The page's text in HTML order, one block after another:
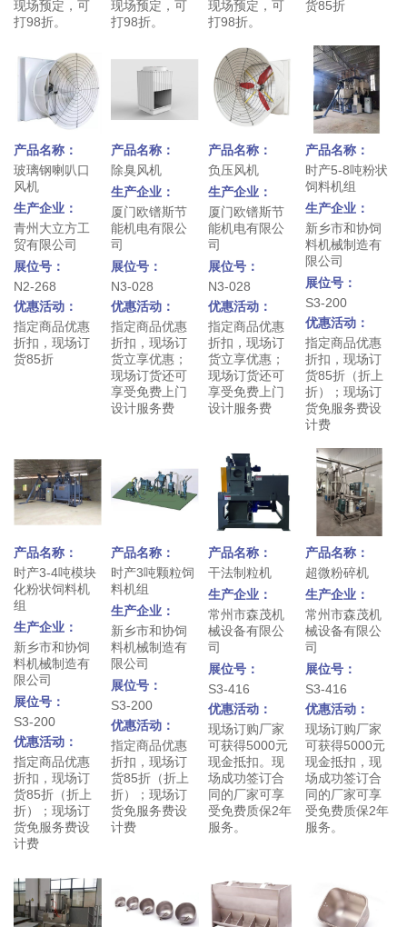
现场预定，可
打98折。
现场预定，可
打98折。
现场预定，可
打98折。
货85折
产品名称：
玻璃钢喇叭口
风机
生产企业：
青州大立方工
贸有限公司
展位号：
N2-268
优惠活动：
指定商品优惠
折扣，现场订
货85折
产品名称：
除臭风机
生产企业：
厦门欧镨斯节
能机电有限公
司
展位号：
N3-028
优惠活动：
指定商品优惠
折扣，现场订
货立享优惠；
现场订货还可
享受免费上门
设计服务费
产品名称：
负压风机
生产企业：
厦门欧镨斯节
能机电有限公
司
展位号：
N3-028
优惠活动：
指定商品优惠
折扣，现场订
货立享优惠；
现场订货还可
享受免费上门
设计服务费
产品名称：
时产5-8吨粉状
饲料机组
生产企业：
新乡市和协饲
料机械制造有
限公司
展位号：
S3-200
优惠活动：
指定商品优惠
折扣，现场订
货85折（折上
折）；现场订
货免服务费设
计费
产品名称：
时产3-4吨模块
化粉状饲料机
组
生产企业：
新乡市和协饲
料机械制造有
限公司
展位号：
S3-200
优惠活动：
指定商品优惠
折扣，现场订
货85折（折上
折）；现场订
货免服务费设
计费
产品名称：
时产3吨颗粒饲
料机组
生产企业：
新乡市和协饲
料机械制造有
限公司
展位号：
S3-200
优惠活动：
指定商品优惠
折扣，现场订
货85折（折上
折）；现场订
货免服务费设
计费
产品名称：
干法制粒机
生产企业：
常州市森茂机
械设备有限公
司
展位号：
S3-416
优惠活动：
现场订购厂家
可获得5000元
现金抵扣。现
场成功签订合
同的厂家可享
受免费质保2年
服务。
产品名称：
超微粉碎机
生产企业：
常州市森茂机
械设备有限公
司
展位号：
S3-416
优惠活动：
现场订购厂家
可获得5000元
现金抵扣，现
场成功签订合
同的厂家可享
受免费质保2年
服务。